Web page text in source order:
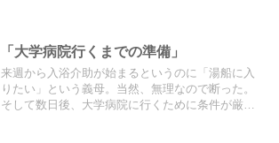
「大学病院行くまでの準備」
来週から入浴介助が始まるというのに「湯船に入
りたい」という義母。当然、無理なので断った。
そして数日後、大学病院に行くために条件が厳し